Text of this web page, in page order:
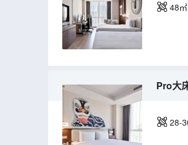
48㎡
Pro大
28-